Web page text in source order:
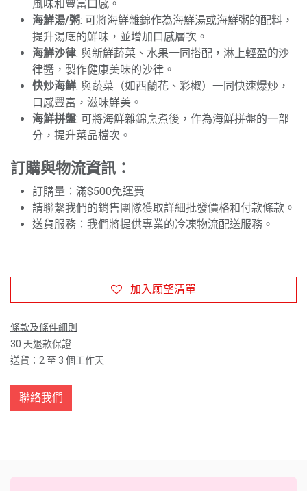
風味和豐富口感。
海鮮湯/粥: 可將海鮮雜錦作為海鮮湯或海鮮粥的配料，
提升湯底的鮮味，並增加口感層次。
海鮮沙律: 與新鮮蔬菜、水果一同搭配，淋上輕盈的沙
律醬，製作健康美味的沙律。
快炒海鮮: 與蔬菜（如西蘭花、彩椒）一同快速爆炒，
口感豐富，滋味鮮美。
海鮮拼盤: 可將海鮮雜錦烹煮後，作為海鮮拼盤的一部
分，提升菜品檔次。
訂購與物流資訊：
訂購量：滿$500免運費
請聯繫我們的銷售團隊獲取詳細批發價格和付款條款。
送貨服務：我們將提供專業的冷凍物流配送服務。
加入願望清單
條款及條件細則
30 天退款保證
送貨：2 至 3 個工作天
聯絡我們